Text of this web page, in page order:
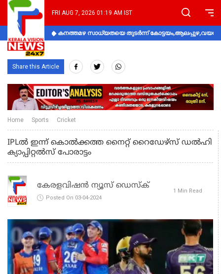
FRI AUG 7, 2026 01:19 AM IST
കനത്തമഴ സാധ്യതയെ തുടർന്ന്
Share this Article
Home Sports Cricket
IPLല്‍ ഇന്ന് കൊല്‍ക്കത്ത നൈറ്റ് റൈഡേഴ്‌സ് ഡല്‍ഹി
ക്യാപ്പിറ്റല്‍സ് പോരാട്ടം
കേരളവിഷൻ ന്യൂസ് ഡെസ്‌ക്
Posted On 03-04-2024
1 Min Read